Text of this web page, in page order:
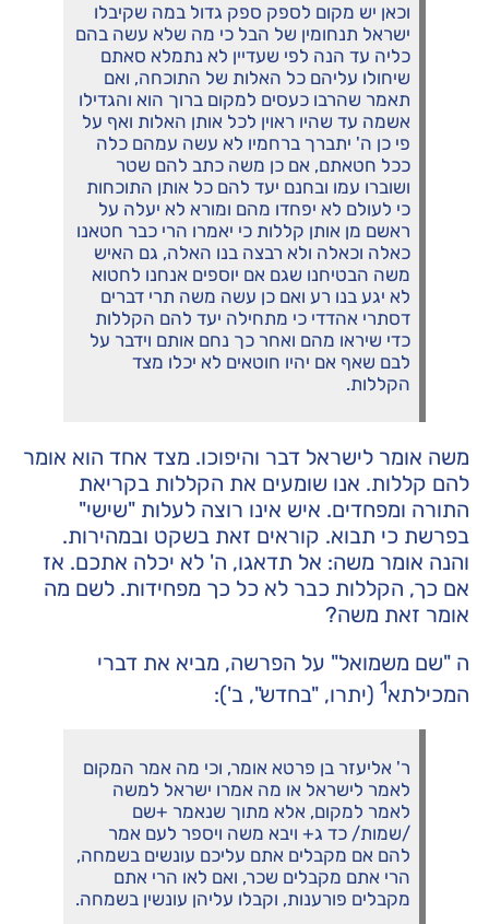
וכאן יש מקום לספק ספק גדול במה שקיבלו
ישראל תנחומין של הבל כי מה שלא עשה בהם
כליה עד הנה לפי שעדיין לא נתמלא סאתם
שיחולו עליהם כל האלות של התוכחה, ואם
תאמר שהרבו כעסים למקום ברוך הוא והגדילו
אשמה עד שהיו ראוין לכל אותן האלות ואף על
פי כן ה' יתברך ברחמיו לא עשה עמהם כלה
ככל חטאתם, אם כן משה כתב להם שטר
ושוברו עמו ובחנם יעד להם כל אותן התוכחות
כי לעולם לא יפחדו מהם ומורא לא יעלה על
ראשם מן אותן קללות כי יאמרו הרי כבר חטאנו
כאלה וכאלה ולא רבצה בנו האלה, גם האיש
משה הבטיחנו שגם אם יוספים אנחנו לחטוא
לא יגע בנו רע ואם כן עשה משה תרי דברים
דסתרי אהדדי כי מתחילה יעד להם הקללות
כדי שיראו מהם ואחר כך נחם אותם וידבר על
לבם שאף אם יהיו חוטאים לא יכלו מצד
הקללות.
משה אומר לישראל דבר והיפוכו. מצד אחד הוא אומר
להם קללות. אנו שומעים את הקללות בקריאת
התורה ומפחדים. איש אינו רוצה לעלות "שישי"
בפרשת כי תבוא. קוראים זאת בשקט ובמהירות.
והנה אומר משה: אל תדאגו, ה' לא יכלה אתכם. אז
אם כך, הקללות כבר לא כל כך מפחידות. לשם מה
אומר זאת משה?
ה "שם משמואל" על הפרשה, מביא את דברי
המכילתא1 (יתרו, "בחדש", ב'):
ר' אליעזר בן פרטא אומר, וכי מה אמר המקום
לאמר לישראל או מה אמרו ישראל למשה
לאמר למקום, אלא מתוך שנאמר +שם
/שמות/ כד ג+ ויבא משה ויספר לעם אמר
להם אם מקבלים אתם עליכם עונשים בשמחה,
הרי אתם מקבלים שכר, ואם לאו הרי אתם
מקבלים פורענות, וקבלו עליהן עונשין בשמחה.